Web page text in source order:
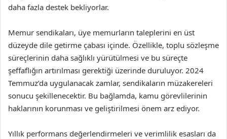
daha fazla destek bekliyorlar.
Memur sendikaları, üye memurların taleplerini en üst
düzeyde dile getirme çabası içinde. Özellikle, toplu sözleşme
süreçlerinin daha sağlıklı yürütülmesi ve bu süreçte
şeffaflığın artırılması gerektiği üzerinde duruluyor. 2024
Temmuz’da uygulanacak zamlar, sendikaların müzakereleri
sonucu şekillenecektir. Bu bağlamda, kamu görevlilerinin
haklarının korunması ve geliştirilmesi önem arz ediyor.
Yıllık performans değerlendirmeleri ve verimlilik esasları da